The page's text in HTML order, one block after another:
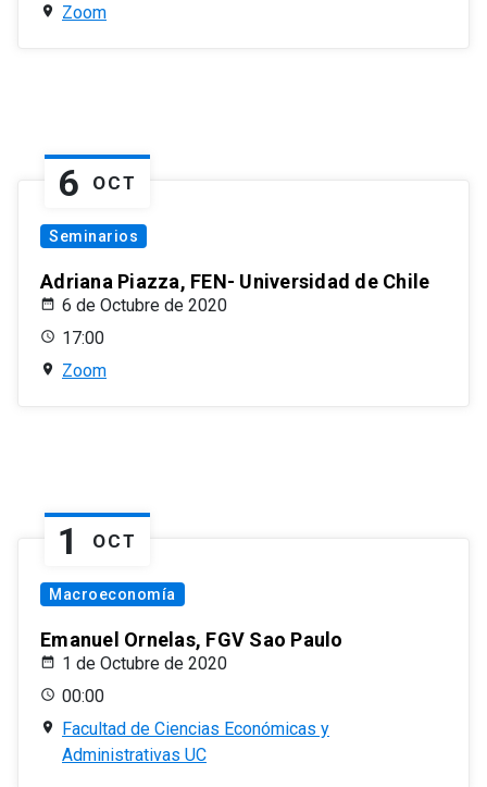
Zoom
6 OCT
Seminarios
Adriana Piazza, FEN- Universidad de Chile
6 de Octubre de 2020
17:00
Zoom
1 OCT
Macroeconomía
Emanuel Ornelas, FGV Sao Paulo
1 de Octubre de 2020
00:00
Facultad de Ciencias Económicas y
Administrativas UC